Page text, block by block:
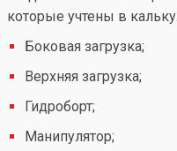
которые учтены в
Боковая загрузка;
Верхняя загрузка;
Гидроборт;
Манипулятор;